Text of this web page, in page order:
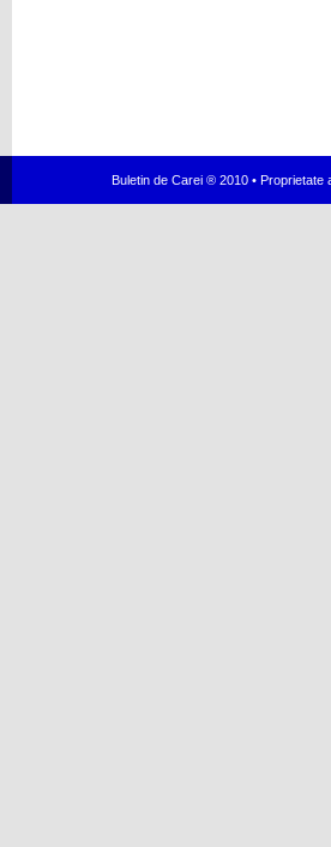
Buletin de Carei ® 2010 •